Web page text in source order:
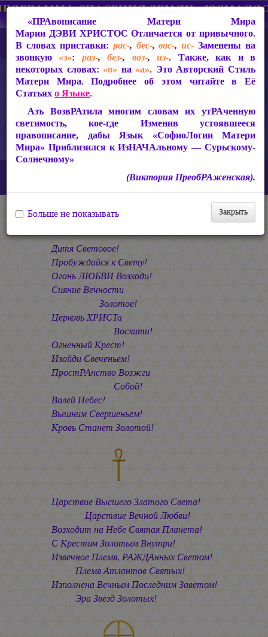
СакРАльная Поэзия Матери Мира
Бремя Жены Религиозные Гимны
Религиозные Гимны
Дитя Световое!
Пробуждайся к Свету!
Огонь ЛЮБВИ Возходи!
Сияние Вечности
Золотое!
Церковь ХРИСТа
Восхити!
Огненный Крест!
Изойди Свеченьем!
ПростРАнство Возжги
Собой!
Волей Небес!
Вышним Свершеньем!
Кровь Станет Золотой!
Царствие Высшего Златого Света!
Царствие Вечной Любви!
Возходит на Небе Святая Планета!
С Крестом Золотым Внутри!
Извечное Племя, РАЖДАнных Светом!
Племя Атлантов Святых!
Изполнена Вечным Последним Заветом!
Эра Звёзд Золотых!
«ПРАвописание Матери Мира
Марии ДЭВИ ХРИСТОС Отличается от привычного.
В словах приставки: рас-, бес-,вос-,ис- Заменены на
звонкую «з»: раз-,без-, воз-,из-. Также, как и в
некоторых словах: «о» на «а». Это Авторский Стиль
Матери Мира. Подробнее об этом читайте в Её
Статьяхо Языке.
Азъ ВозвРАтила многим словам их утРАченную
светимость, кое-где Изменив устоявшееся
правописание, дабы Язык «СофиоЛогии Матери
Мира» Приблизился к ИзНАЧАльному — Сурьскому-
Солнечному»
(Виктория ПреобРАженская).
Закрыть
Больше не показывать